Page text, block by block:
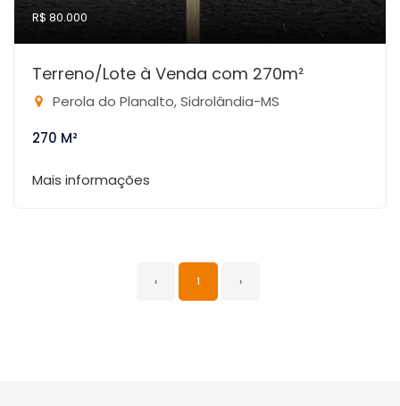
R$ 80.000
Terreno/Lote à Venda com 270m²
Perola do Planalto, Sidrolândia-MS
270 M²
Mais informações
‹ 1 ›